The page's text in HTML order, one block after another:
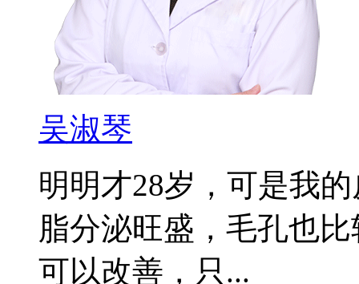
吴淑琴
明明才28岁，可是我
脂分泌旺盛，毛孔也
可以改善，只...